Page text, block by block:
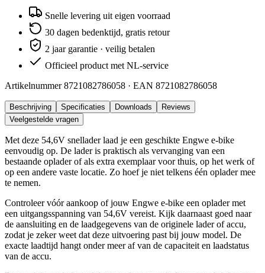
Snelle levering uit eigen voorraad
30 dagen bedenktijd, gratis retour
2 jaar garantie · veilig betalen
Officieel product met NL-service
Artikelnummer8721082786058 · EAN 8721082786058
Beschrijving Specificaties Downloads
Reviews
Veelgestelde vragen
Met deze 54,6V snellader laad je een geschikte Engwe e-bike
eenvoudig op. De lader is praktisch als vervanging van een
bestaande oplader of als extra exemplaar voor thuis, op het werk of
op een andere vaste locatie. Zo hoef je niet telkens één oplader mee
te nemen.
Controleer vóór aankoop of jouw Engwe e-bike een oplader met
een uitgangsspanning van 54,6V vereist. Kijk daarnaast goed naar
de aansluiting en de laadgegevens van de originele lader of accu,
zodat je zeker weet dat deze uitvoering past bij jouw model. De
exacte laadtijd hangt onder meer af van de capaciteit en laadstatus
van de accu.